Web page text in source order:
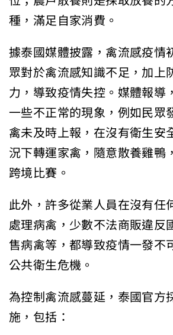
種，滿足自家消費。
據泰國媒體披露，禽流感疫
眾對於禽流感知識不足，加
力，導致疫情失控。媒體報
一些不正常的現象，例如民
禽未及時上報，在沒有衛生
況下轉運家禽，隨意散養雞
跨境比賽。
此外，許多從業人員在沒有
處理病禽，少數不法商販違
售病禽等，都導致疫情一發
公共衛生危機。
為控制禽流感蔓延，泰國官
施，包括：